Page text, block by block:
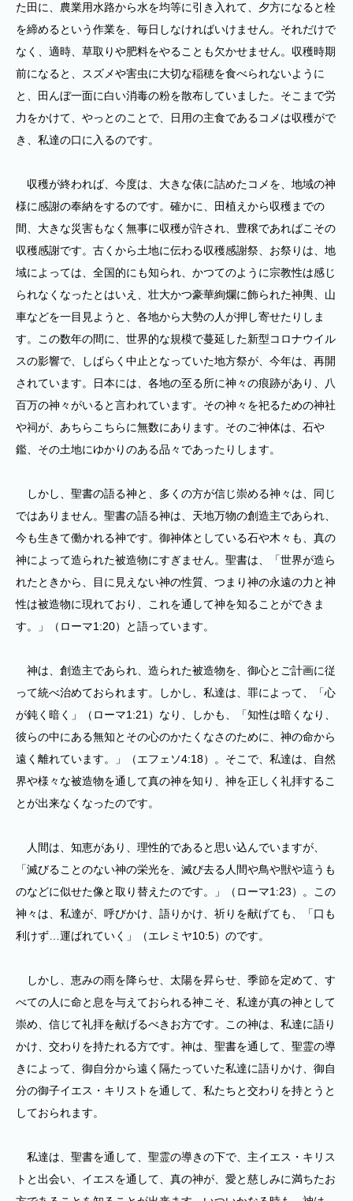
た田に、農業用水路から水を均等に引き入れて、夕方になると栓
を締めるという作業を、毎日しなければいけません。それだけで
なく、適時、草取りや肥料をやることも欠かせません。収穫時期
前になると、スズメや害虫に大切な稲穂を食べられないように
と、田んぼ一面に白い消毒の粉を散布していました。そこまで労
力をかけて、やっとのことで、日用の主食であるコメは収穫がで
き、私達の口に入るのです。
収穫が終われば、今度は、大きな俵に詰めたコメを、地域の神
様に感謝の奉納をするのです。確かに、田植えから収穫までの
間、大きな災害もなく無事に収穫が許され、豊穣であればこその
収穫感謝です。古くから土地に伝わる収穫感謝祭、お祭りは、地
域によっては、全国的にも知られ、かつてのように宗教性は感じ
られなくなったとはいえ、壮大かつ豪華絢爛に飾られた神輿、山
車などを一目見ようと、各地から大勢の人が押し寄せたりしま
す。この数年の間に、世界的な規模で蔓延した新型コロナウイル
スの影響で、しばらく中止となっていた地方祭が、今年は、再開
されています。日本には、各地の至る所に神々の痕跡があり、八
百万の神々がいると言われています。その神々を祀るための神社
や祠が、あちらこちらに無数にあります。そのご神体は、石や
鑑、その土地にゆかりのある品々であったりします。
しかし、聖書の語る神と、多くの方が信じ崇める神々は、同じ
ではありません。聖書の語る神は、天地万物の創造主であられ、
今も生きて働かれる神です。御神体としている石や木々も、真の
神によって造られた被造物にすぎません。聖書は、「世界が造ら
れたときから、目に見えない神の性質、つまり神の永遠の力と神
性は被造物に現れており、これを通して神を知ることができま
す。」（ローマ1:20）と語っています。
神は、創造主であられ、造られた被造物を、御心とご計画に従
って統べ治めておられます。しかし、私達は、罪によって、「心
が鈍く暗く」（ローマ1:21）なり、しかも、「知性は暗くなり、
彼らの中にある無知とその心のかたくなさのために、神の命から
遠く離れています。」（エフェソ4:18）。そこで、私達は、自然
界や様々な被造物を通して真の神を知り、神を正しく礼拝するこ
とが出来なくなったのです。
人間は、知恵があり、理性的であると思い込んでいますが、
「滅びることのない神の栄光を、滅び去る人間や鳥や獣や這うも
のなどに似せた像と取り替えたのです。」（ローマ1:23）。この
神々は、私達が、呼びかけ、語りかけ、祈りを献げても、「口も
利けず…運ばれていく」（エレミヤ10:5）のです。
しかし、恵みの雨を降らせ、太陽を昇らせ、季節を定めて、す
べての人に命と息を与えておられる神こそ、私達が真の神として
崇め、信じて礼拝を献げるべきお方です。この神は、私達に語り
かけ、交わりを持たれる方です。神は、聖書を通して、聖霊の導
きによって、御自分から遠く隔たっていた私達に語りかけ、御自
分の御子イエス・キリストを通して、私たちと交わりを持とうと
しておられます。
私達は、聖書を通して、聖霊の導きの下で、主イエス・キリス
トと出会い、イエスを通して、真の神が、愛と慈しみに満ちたお